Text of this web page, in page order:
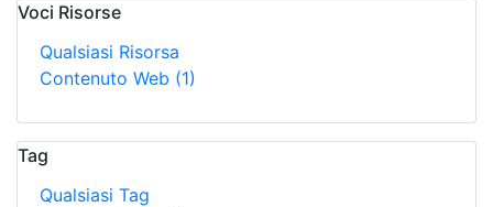
Voci Risorse
Qualsiasi Risorsa
Contenuto Web (1)
Tag
Qualsiasi Tag